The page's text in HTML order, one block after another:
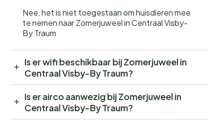
Nee, het is niet toegestaan om huisdieren mee
te nemen naar Zomerjuweel in Centraal Visby-
By Traum
Is er wifi beschikbaar bij Zomerjuweel in
Centraal Visby-By Traum?
Is er airco aanwezig bij Zomerjuweel in
Centraal Visby-By Traum?